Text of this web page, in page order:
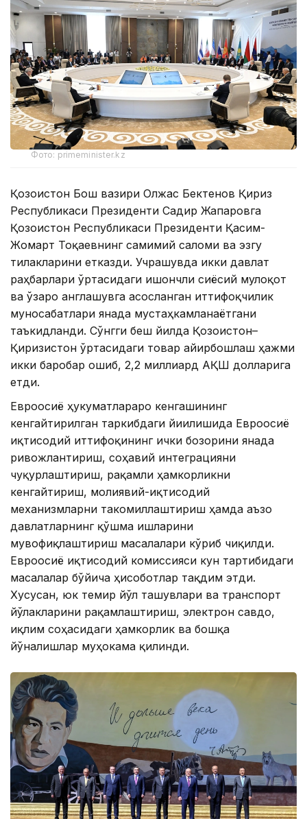
Фото: primeminister.kz
Қозоғистон Бош вазири Олжас Бектенов Қирғиз
Республикаси Президенти Садир Жапаровга
Қозоғистон Республикаси Президенти Қасим-
Жомарт Тоқаевнинг самимий саломи ва эзгу
тилакларини етказди. Учрашувда икки давлат
раҳбарлари ўртасидаги ишончли сиёсий мулоқот
ва ўзаро англашувга асосланган иттифоқчилик
муносабатлари янада мустаҳкамланаётгани
таъкидланди. Сўнгги беш йилда Қозоғистон–
Қирғизистон ўртасидаги товар айирбошлаш ҳажми
икки баробар ошиб, 2,2 миллиард АҚШ долларига
етди.
Евроосиё ҳукуматлараро кенгашининг
кенгайтирилган таркибдаги йиғилишида Евроосиё
иқтисодий иттифоқининг ички бозорини янада
ривожлантириш, соҳавий интеграцияни
чуқурлаштириш, рақамли ҳамкорликни
кенгайтириш, молиявий-иқтисодий
механизмларни такомиллаштириш ҳамда аъзо
давлатларнинг қўшма ишларини
мувофиқлаштириш масалалари кўриб чиқилди.
Евроосиё иқтисодий комиссияси кун тартибидаги
масалалар бўйича ҳисоботлар тақдим этди.
Хусусан, юк темир йўл ташувлари ва транспорт
йўлакларини рақамлаштириш, электрон савдо,
иқлим соҳасидаги ҳамкорлик ва бошқа
йўналишлар муҳокама қилинди.